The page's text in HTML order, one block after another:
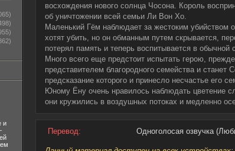
восхождения нового солнца Чосона. Король
об уничтожении всей семьи Ли Вон Хо.
Маленький Гём наблюдает за жестоким убийством
хотят убить, но он обманным путем скрывается,
потерял память и теперь воспитывается в обычной
Много всего еще предстоит испытать герою,
представителем благородного семейства и станет
предсказание которого и принесло несчастье его
Юному Ёну очень нравилось наблюдать цветение
они кружились в воздушных потоках и медленно
Перевод: Одноголосая озвучка
и